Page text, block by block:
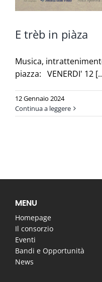
E trèb in piàza
Musica,
piazza: VENERDI' 12
12 Gennaio 2024
Continua a leggere
MENU
Homepage
Il consorzio
Eventi
Bandi e Opportunità
News